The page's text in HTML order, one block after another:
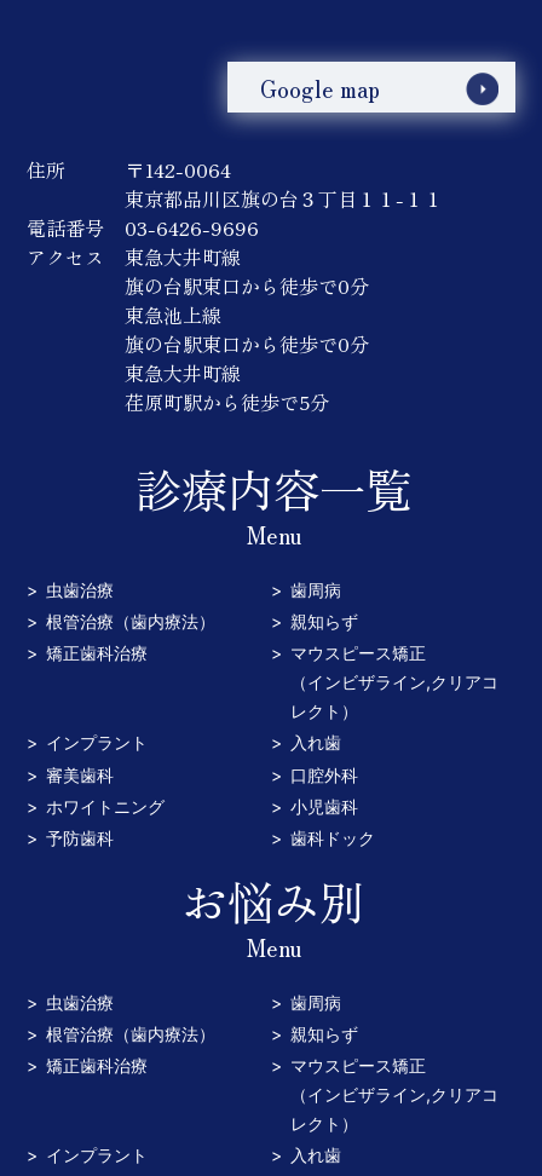
Google map
住所
〒142-0064
東京都品川区旗の台３丁目１１-１１
電話番号
03-6426-9696
アクセス
東急大井町線
旗の台駅東口から徒歩で0分
東急池上線
旗の台駅東口から徒歩で0分
東急大井町線
荏原町駅から徒歩で5分
診療内容一覧
Menu
虫歯治療
歯周病
根管治療（歯内療法）
親知らず
矯正歯科治療
マウスピース矯正
（インビザライン,クリアコ
レクト）
インプラント
入れ歯
審美歯科
口腔外科
ホワイトニング
小児歯科
予防歯科
歯科ドック
お悩み別
Menu
虫歯治療
歯周病
根管治療（歯内療法）
親知らず
矯正歯科治療
マウスピース矯正
（インビザライン,クリアコ
レクト）
インプラント
入れ歯